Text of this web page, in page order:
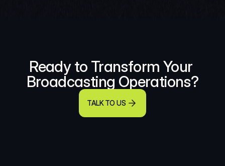
Ready to Transform Your
Broadcasting Operations?
TALK TO US